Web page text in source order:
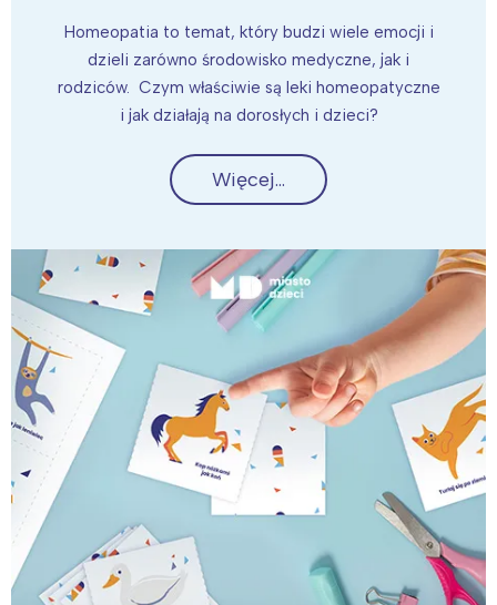
Homeopatia to temat, który budzi wiele emocji i
dzieli zarówno środowisko medyczne, jak i
rodziców. Czym właściwie są leki homeopatyczne
i jak działają na dorosłych i dzieci?
Więcej...